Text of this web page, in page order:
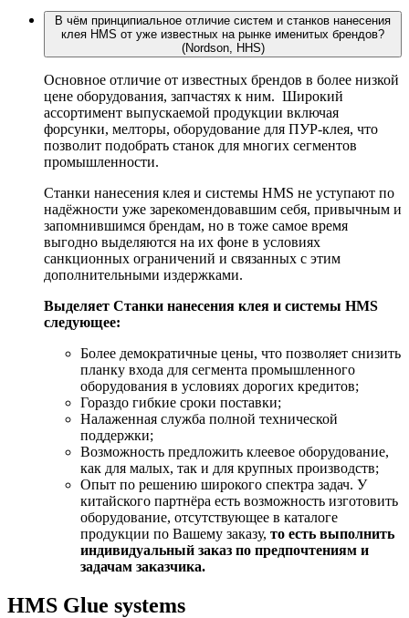
В чём принципиальное отличие систем и станков нанесения
клея HMS от уже известных на рынке именитых брендов?
(Nordson, HHS)
Основное отличие от известных брендов в более низкой
цене оборудования, запчастях к ним. Широкий
ассортимент выпускаемой продукции включая
форсунки, мелторы, оборудование для ПУР-клея, что
позволит подобрать станок для многих сегментов
промышленности.
Станки нанесения клея и системы HMS не уступают по
надёжности уже зарекомендовавшим себя, привычным и
запомнившимся брендам, но в тоже самое время
выгодно выделяются на их фоне в условиях
санкционных ограничений и связанных с этим
дополнительными издержками.
Выделяет Станки нанесения клея и системы HMS
следующее:
Более демократичные цены, что позволяет снизить
планку входа для сегмента промышленного
оборудования в условиях дорогих кредитов;
Гораздо гибкие сроки поставки;
Налаженная служба полной технической
поддержки;
Возможность предложить клеевое оборудование,
как для малых, так и для крупных производств;
Опыт по решению широкого спектра задач. У
китайского партнёра есть возможность изготовить
оборудование, отсутствующее в каталоге
продукции по Вашему заказу, то есть выполнить
индивидуальный заказ по предпочтениям и
задачам заказчика.
HMS Glue systems